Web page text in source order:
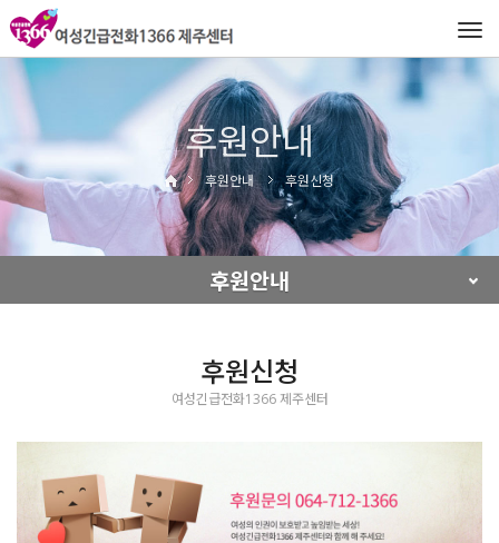
후원안내
후원안내 후원신청
후원안내
후원신청
여성긴급전화1366 제주센터